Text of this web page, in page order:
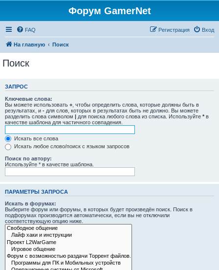
Форум GamerNet
FAQ Вход
Регистрация
На главную Поиск
Поиск
ЗАПРОС
Ключевые слова:
Вы можете использовать + , чтобы определить слова, которые должны быть в
результатах, и - для слов, которых в результатах быть не должно. Вы можете
разделить слова символом | для поиска любого слова из списка. Используйте * в
качестве шаблона для частичного совпадения.
Искать все слова
Искать любое слово/поиск с языком запросов
Поиск по автору:
Используйте * в качестве шаблона.
ПАРАМЕТРЫ ЗАПРОСА
Искать в форумах:
Выберите форум или форумы, в которых будет произведён поиск. Поиск в
подфорумах производится автоматически, если вы не отключили
соответствующую опцию ниже.